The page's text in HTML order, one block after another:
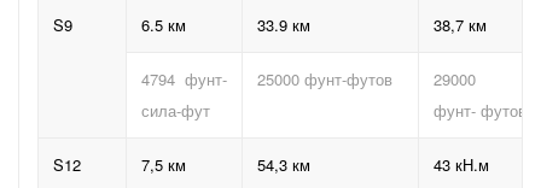
S9 6.5 км 33.9 км 38,7 км
4794 фунт-
сила-фут
25000 фунт-футов
29000
фунт- футов
S12 7,5 км 54,3 км 43 кН.м